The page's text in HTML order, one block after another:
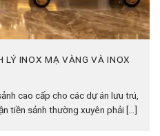
LÝ INOX MẠ VÀNG VÀ INOX
cao cấp cho các dự án lưu trú,
tiền sảnh thường xuyên phải [...]